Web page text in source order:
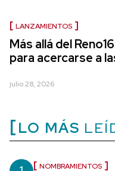
LANZAMIENTOS
Más allá del
para acercarse a
julio 28, 2026
LO MÁS
NOMBRAMIENTOS